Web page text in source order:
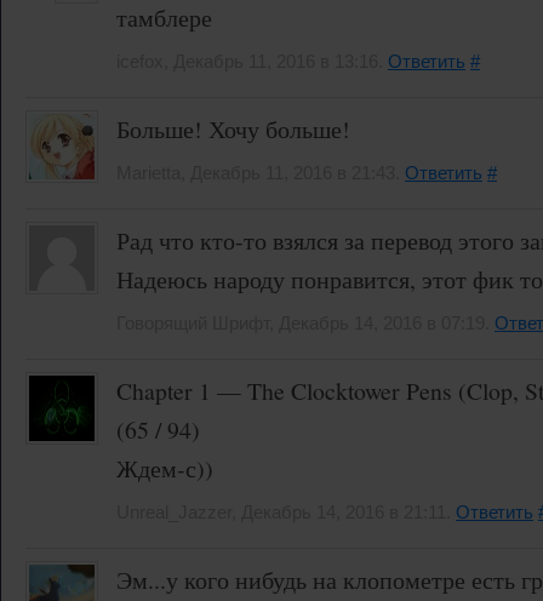
тамблере
Ответить #
Больше! Хочу больше!
Ответить #
Рад что кто-то взялся за перевод этого
Надеюсь народу понравится, этот фик
Chapter 1 — The Clocktower Pens (Clop,
(65 / 94)
Ждем-с))
Ответить
Эм...у кого нибудь на клопометре есть